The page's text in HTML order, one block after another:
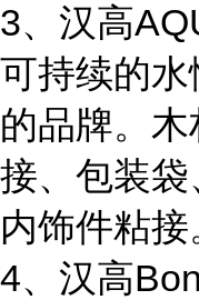
3、汉高
可持续的
的品牌。
接、包装
内饰件粘接
4、汉高